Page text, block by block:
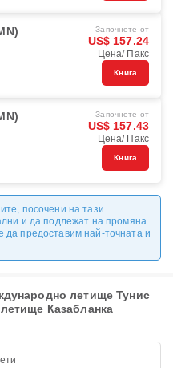
Започнете от
US$ 157.24
Цена/ Пакс
Книга
Започнете от
US$ 157.43
Цена/ Пакс
Книга
посочени на тази
и да подлежат на промяна
да предоставим най-точната и
летище Тунис
Казабланка